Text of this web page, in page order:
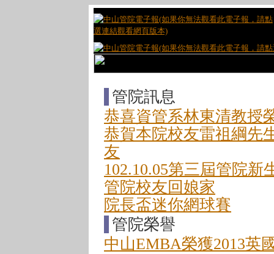
管院訊息
恭喜資管系林東清教授
恭賀本院校友雷祖綱先
友
102.10.05第三屆管院
管院校友回娘家
院長盃迷你網球賽
管院榮譽
中山EMBA榮獲2013英